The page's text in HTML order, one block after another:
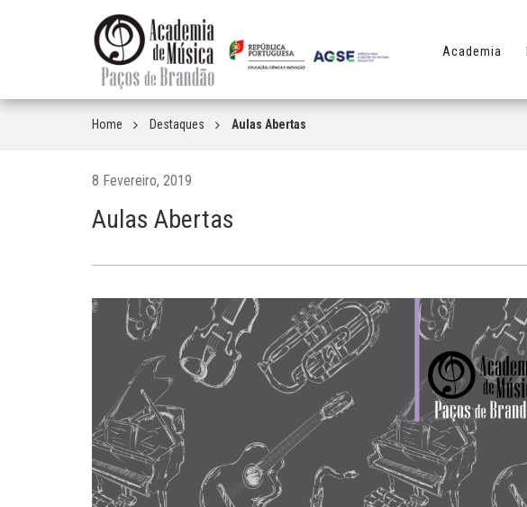
Academia
Home Destaques Aulas Abertas
8 Fevereiro, 2019
Aulas Abertas